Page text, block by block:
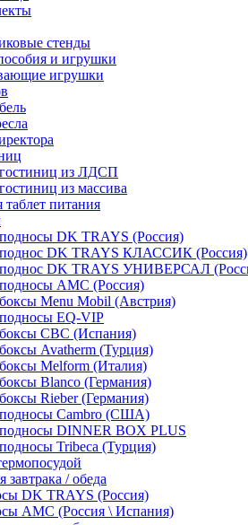
стенды
и игрушки
игрушки
из ЛДСП
из массива
питания
DK TRAYS (Россия)
DK TRAYS КЛАССИК (Россия)
DK TRAYS УНИВЕРСАЛ
AMC (Россия)
Menu Mobil (Австрия)
EQ-VIP
CBC (Испания)
Avatherm (Турция)
Melform (Италия)
Blanco (Германия)
Rieber (Германия)
Cambro (США)
DINNER BOX PLUS
Tribeca (Турция)
/ обеда
DK TRAYS (Россия)
AMC (Россия \ Испания)